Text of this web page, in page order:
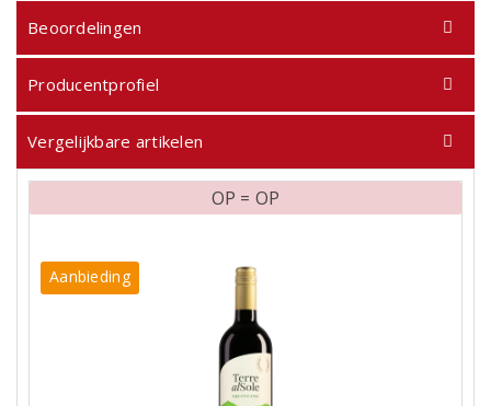
Beoordelingen
Producentprofiel
Vergelijkbare artikelen
OP = OP
Aanbieding